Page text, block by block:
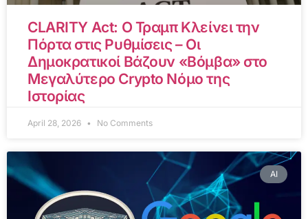
CLARITY Act: Ο Τραμπ Κλείνει την
Πόρτα στις Ρυθμίσεις – Οι
Δημοκρατικοί Βάζουν «Βόμβα» στο
Μεγαλύτερο Crypto Νόμο της
Ιστορίας
April 28, 2026 No Comments
AI